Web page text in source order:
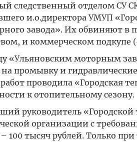
отделом СУ
и.о.директора УМУП
завода». Их обвиняют в
и коммерческом подкупе
«Ульяновским моторным
на промывку и
проводила «Городская
к отопительному сезону.
руководитель «Городской
организации с
100 тысяч рублей. Только